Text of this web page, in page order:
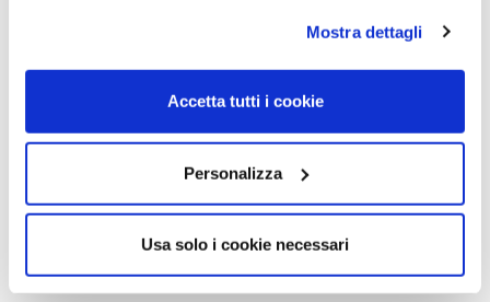
Mostra dettagli
Accetta tutti i cookie
Personalizza
Usa solo i cookie necessari
mappe mentali e altre tecniche di
Se ti è piaciuto quello che hai letto e ti interessa
approfondire il tema della memoria e delle tecniche di
memorizzazione scrivi ainfo@imemouniversity.it